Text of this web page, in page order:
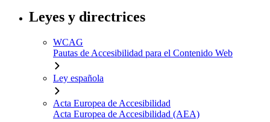
Leyes y directrices
WCAG
Pautas de Accesibilidad para el Contenido Web
Ley española
Acta Europea de Accesibilidad
Acta Europea de Accesibilidad (AEA)